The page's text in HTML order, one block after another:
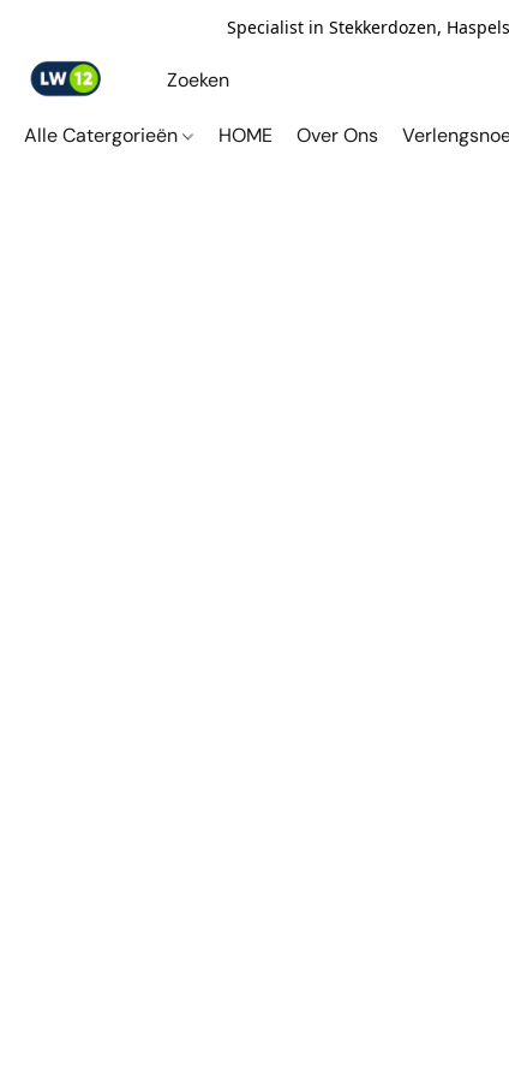
Specialist in Stekkerdozen,
Alle Catergorieën HOME Over Ons